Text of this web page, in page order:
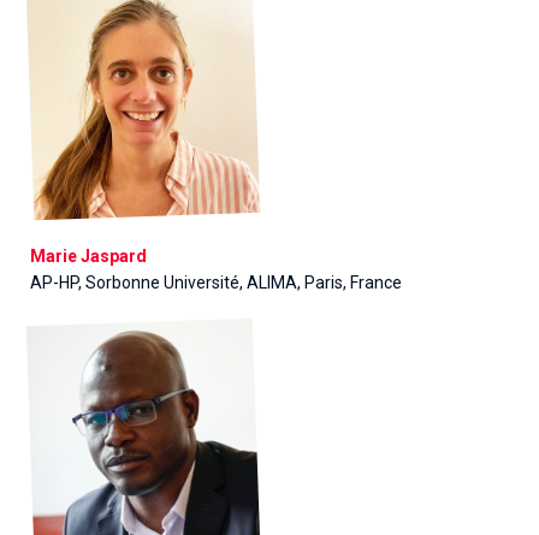
Marie Jaspard
AP-HP, Sorbonne Université, ALIMA, Paris, France